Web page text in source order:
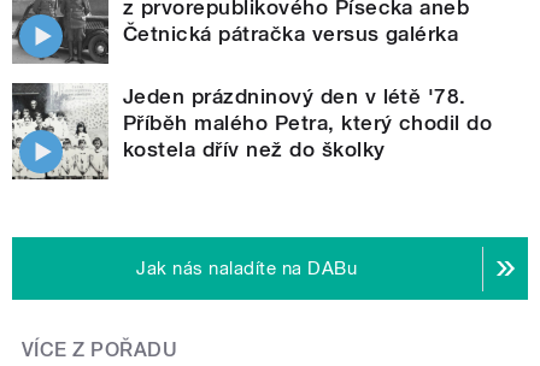
z prvorepublikového Písecka aneb
Četnická pátračka versus galérka
Jeden prázdninový den v létě '78.
Příběh malého Petra, který chodil do
kostela dřív než do školky
Jak nás naladíte na DABu
VÍCE Z POŘADU